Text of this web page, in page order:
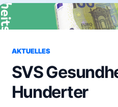
AKTUELLES
SVS
Hunderter